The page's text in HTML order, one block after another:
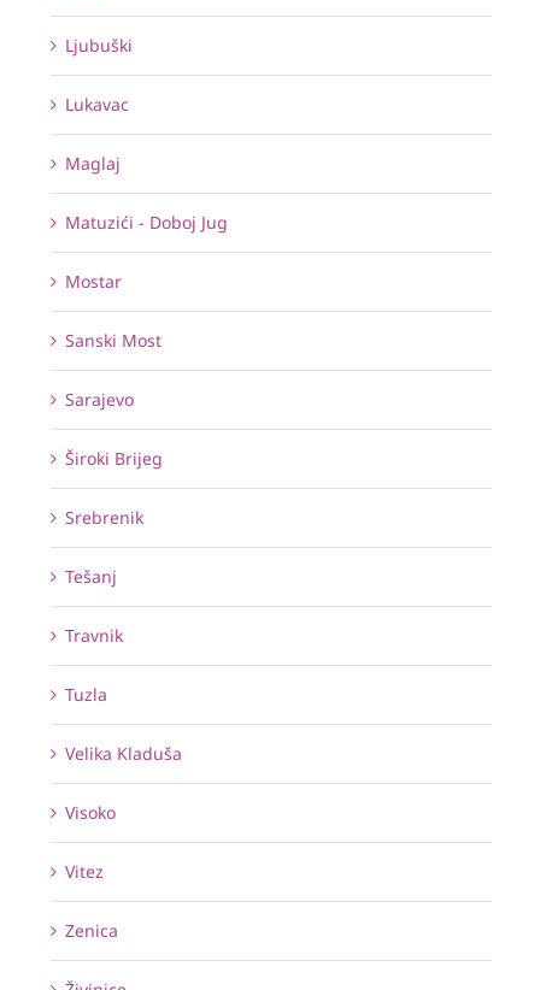
Ljubuški
Lukavac
Maglaj
Matuzići - Doboj Jug
Mostar
Sanski Most
Sarajevo
Široki Brijeg
Srebrenik
Tešanj
Travnik
Tuzla
Velika Kladuša
Visoko
Vitez
Zenica